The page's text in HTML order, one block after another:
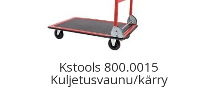
Kstools 800.0015
Kuljetusvaunu/kärry